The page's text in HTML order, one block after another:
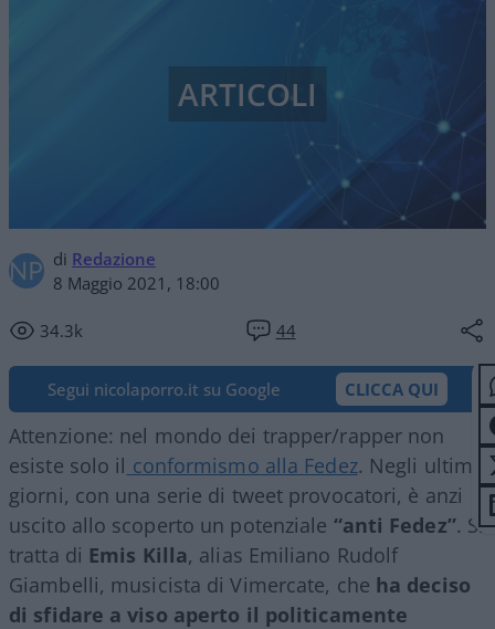
di Redazione
8 Maggio 2021, 18:00
34.3k 44
ARTICOLI
Segui nicolaporro.it su Google CLICCA QUI
Attenzione: nel mondo dei trapper/rapper non
esiste solo il conformismo alla Fedez. Negli ultimi
giorni, con una serie di tweet provocatori, è anzi
uscito allo scoperto un potenziale “anti Fedez”. Si
tratta di Emis Killa, alias Emiliano Rudolf
Giambelli, musicista di Vimercate, che ha deciso
di sfidare a viso aperto il politicamente